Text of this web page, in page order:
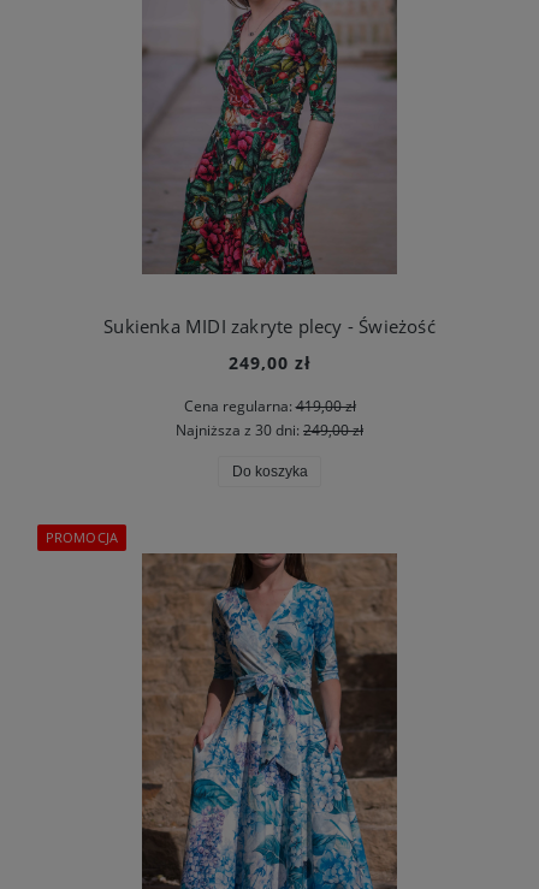
Sukienka MIDI zakryte plecy - Świeżość
249,00 zł
Cena regularna:419,00 zł
Najniższa z 30 dni: 249,00 zł
Do koszyka
PROMOCJA